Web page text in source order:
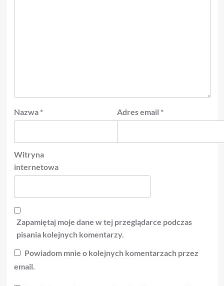
Nazwa * Adres email *
Witryna
internetowa
Zapamiętaj moje dane w tej przeglądarce podczas
pisania kolejnych komentarzy.
Powiadom mnie o kolejnych komentarzach przez
email.